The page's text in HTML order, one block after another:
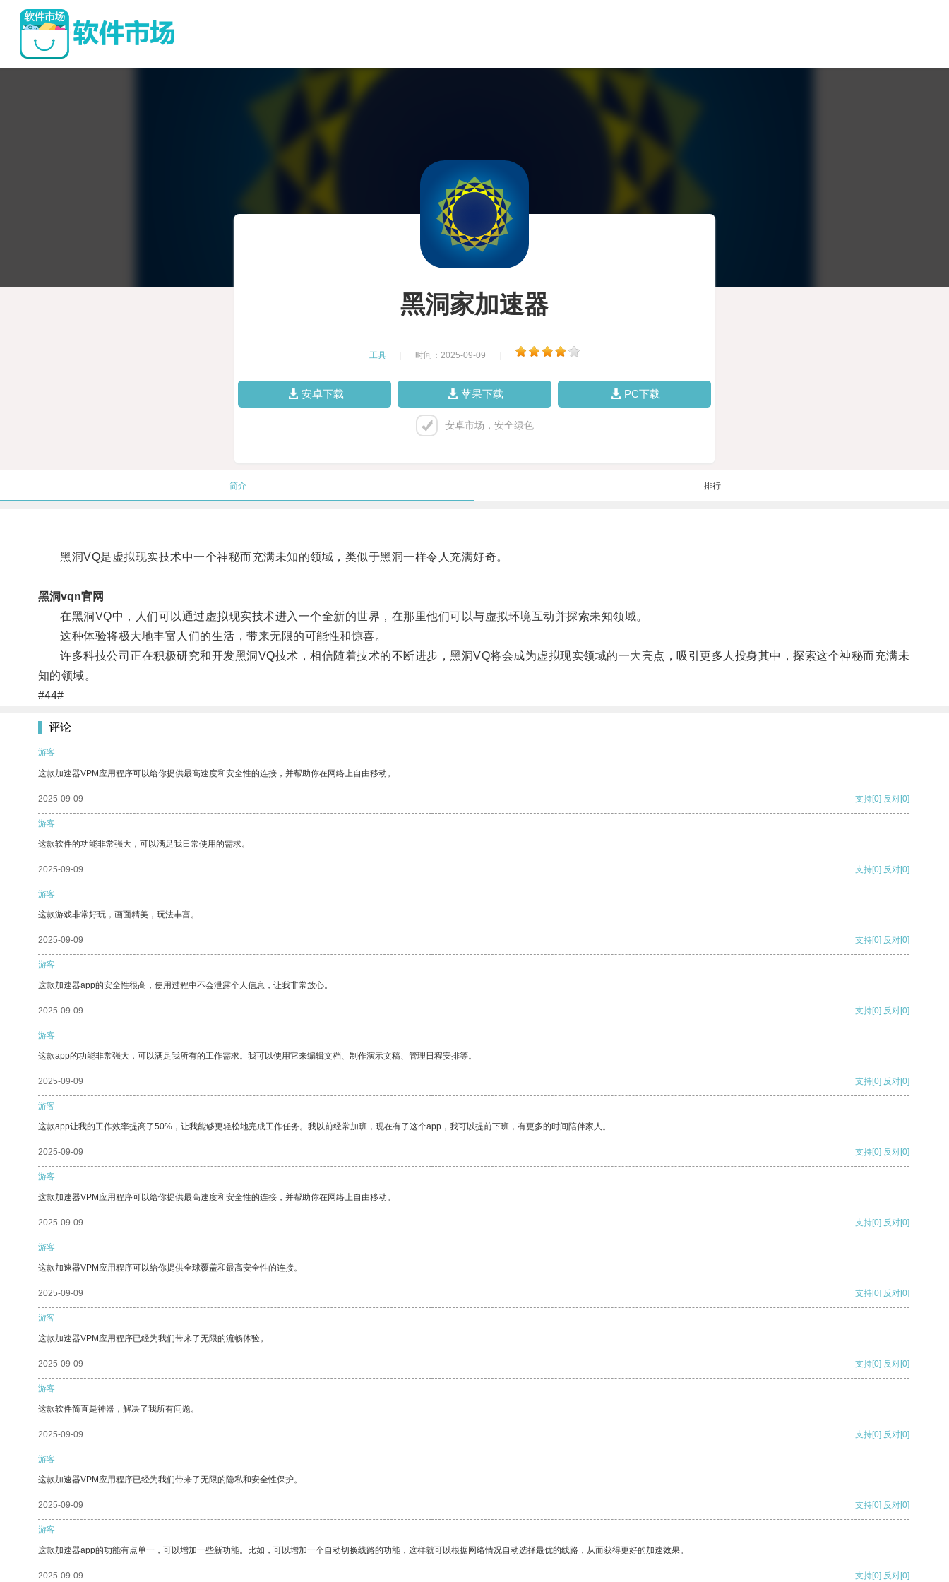
黑洞家加速器
工具 时间：2025-09-09
安卓下载 苹果下载 PC下载
安卓市场，安全绿色
简介 排行
黑洞VQ是虚拟现实技术中一个神秘而充满未知的领域，类似于黑洞一样令人充满好奇。
黑洞vqn官网
在黑洞VQ中，人们可以通过虚拟现实技术进入一个全新的世界，在那里他们可以与虚拟环境互动并探索未知领域。
这种体验将极大地丰富人们的生活，带来无限的可能性和惊喜。
许多科技公司正在积极研究和开发黑洞VQ技术，相信随着技术的不断进步，黑洞VQ将会成为虚拟现实领域的一大亮点，吸引更多人投身其中，探索这个神秘而充满未
知的领域。
#44#
评论
游客
这款加速器VPM应用程序可以给你提供最高速度和安全性的连接，并帮助你在网络上自由移动。
2025-09-09 支持[0] 反对[0]
游客
这款软件的功能非常强大，可以满足我日常使用的需求。
2025-09-09 支持[0] 反对[0]
游客
这款游戏非常好玩，画面精美，玩法丰富。
2025-09-09 支持[0] 反对[0]
游客
这款加速器app的安全性很高，使用过程中不会泄露个人信息，让我非常放心。
2025-09-09 支持[0] 反对[0]
游客
这款app的功能非常强大，可以满足我所有的工作需求。我可以使用它来编辑文档、制作演示文稿、管理日程安排等。
2025-09-09 支持[0] 反对[0]
游客
这款app让我的工作效率提高了50%，让我能够更轻松地完成工作任务。我以前经常加班，现在有了这个app，我可以提前下班，有更多的时间陪伴家人。
2025-09-09 支持[0] 反对[0]
游客
这款加速器VPM应用程序可以给你提供最高速度和安全性的连接，并帮助你在网络上自由移动。
2025-09-09 支持[0] 反对[0]
游客
这款加速器VPM应用程序可以给你提供全球覆盖和最高安全性的连接。
2025-09-09 支持[0] 反对[0]
游客
这款加速器VPM应用程序已经为我们带来了无限的流畅体验。
2025-09-09 支持[0] 反对[0]
游客
这款软件简直是神器，解决了我所有问题。
2025-09-09 支持[0] 反对[0]
游客
这款加速器VPM应用程序已经为我们带来了无限的隐私和安全性保护。
2025-09-09 支持[0] 反对[0]
游客
这款加速器app的功能有点单一，可以增加一些新功能。比如，可以增加一个自动切换线路的功能，这样就可以根据网络情况自动选择最优的线路，从而获得更好的加速效果。
2025-09-09 支持[0] 反对[0]